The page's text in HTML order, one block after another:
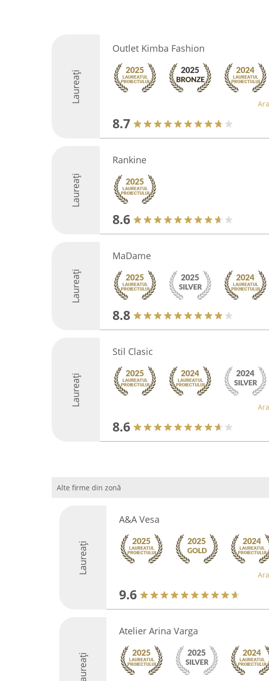
Laureați
Outlet Kimba Fashion
8.7
Laureați
Rankine
8.6
Laureați
MaDame
8.8
Laureați
Stil Clasic
8.6
Alte firme din zonă
Laureați
A&A Vesa
9.6
Laureați
Atelier Arina Varga